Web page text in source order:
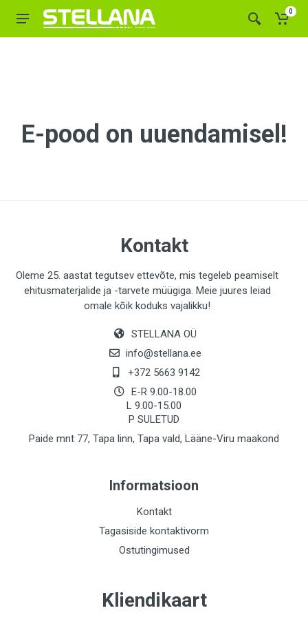
0
E-pood on uuendamisel!
Kontakt
Oleme 25. aastat tegutsev ettevõte, mis tegeleb peamiselt
ehitusmaterjalide ja -tarvete müügiga. Meie juures leiad
omale kõik koduks vajalikku!
STELLANA OÜ
info@stellana.ee
+372 5663 9142
E-R 9.00-18.00
L 9.00-15.00
P SULETUD
Paide mnt 77, Tapa linn, Tapa vald, Lääne-Viru maakond
Informatsioon
Kontakt
Tagasiside kontaktivorm
Ostutingimused
Kliendikaart